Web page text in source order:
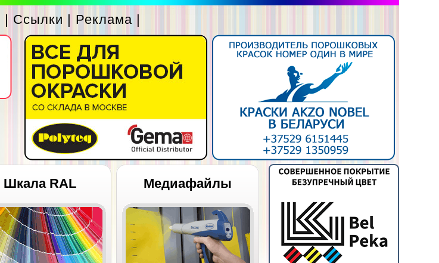
| Ссылки | Реклама |
Шкала RAL Медиафайлы